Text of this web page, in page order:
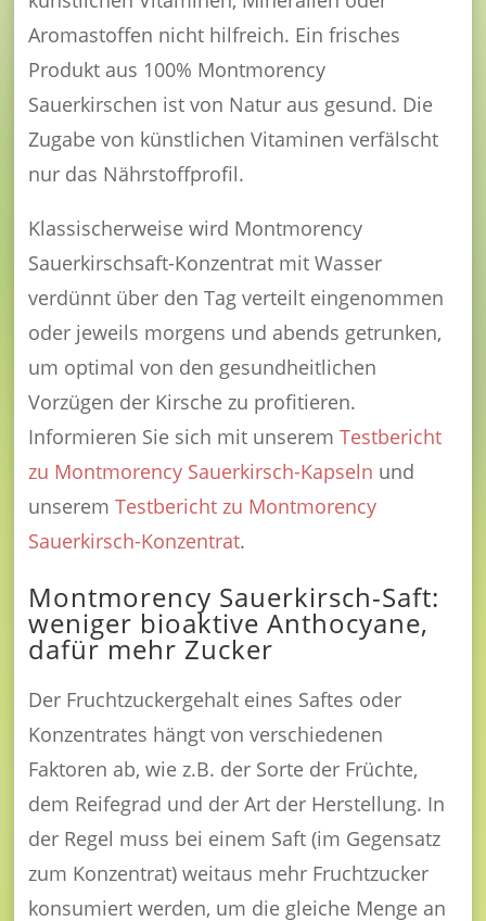
Aromastoffen nicht hilfreich. Ein frisches
Produkt aus 100% Montmorency
Sauerkirschen ist von Natur aus gesund. Die
Zugabe von künstlichen Vitaminen verfälscht
nur das Nährstoffprofil.
Klassischerweise wird Montmorency
Sauerkirschsaft-Konzentrat mit Wasser
verdünnt über den Tag verteilt eingenommen
oder jeweils morgens und abends getrunken,
um optimal von den gesundheitlichen
Vorzügen der Kirsche zu profitieren.
Informieren Sie sich mit unseremTestbericht
zu Montmorency Sauerkirsch-Kapseln und
unseremTestbericht zu Montmorency
Sauerkirsch-Konzentrat.
Montmorency Sauerkirsch-Saft:
weniger bioaktive Anthocyane,
dafür mehr Zucker
Der Fruchtzuckergehalt eines Saftes oder
Konzentrates hängt von verschiedenen
Faktoren ab, wie z.B. der Sorte der Früchte,
dem Reifegrad und der Art der Herstellung. In
der Regel muss bei einem Saft (im Gegensatz
zum Konzentrat) weitaus mehr Fruchtzucker
konsumiert werden, um die gleiche Menge an